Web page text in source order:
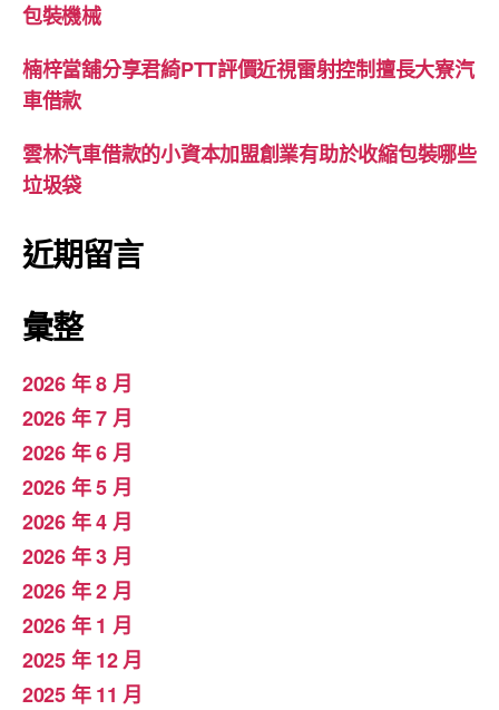
包裝機械
楠梓當舖分享君綺PTT評價近視雷射控制擅長大寮汽
車借款
雲林汽車借款的小資本加盟創業有助於收縮包裝哪些
垃圾袋
近期留言
彙整
2026 年 8 月
2026 年 7 月
2026 年 6 月
2026 年 5 月
2026 年 4 月
2026 年 3 月
2026 年 2 月
2026 年 1 月
2025 年 12 月
2025 年 11 月